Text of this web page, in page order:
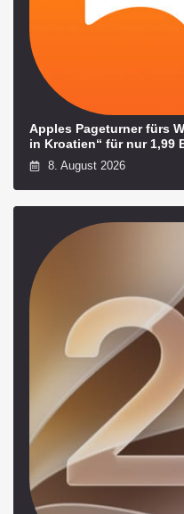
Apples Pageturner fürs
in Kroatien“ für nur 1,99
8. August 2026